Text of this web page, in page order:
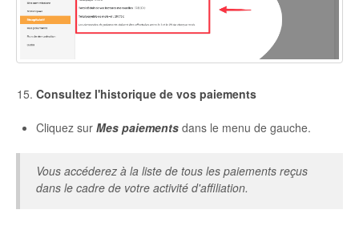
Consultez l'historique de vos paiements
Cliquez sur Mes paiements dans le menu de gauche.
Vous accéderez à la liste de tous les paiements reçus
dans le cadre de votre activité d'affiliation.